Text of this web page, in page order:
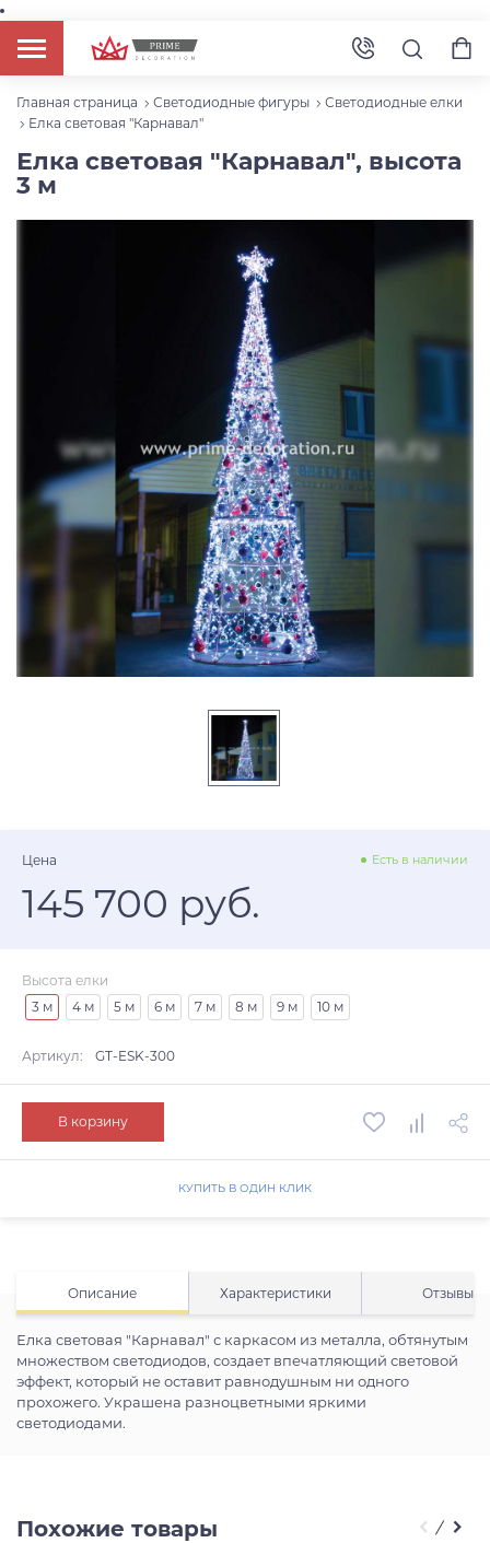
Главная страница Светодиодные фигуры
Светодиодные елки
Елка световая "Карнавал"
Елка световая "Карнавал", высота
3 м
Описание Характеристики Отзывы
Елка световая "Карнавал" с каркасом из металла, обтянутым
множеством светодиодов, создает впечатляющий световой
эффект, который не оставит равнодушным ни одного
прохожего. Украшена разноцветными яркими
светодиодами.
Цена Есть в наличии
145 700 руб.
Высота елки
3 м
4 м 5 м 6 м 7 м 8 м 9 м 10 м
Артикул: GT-ESK-300
В корзину
КУПИТЬ В ОДИН КЛИК
Похожие товары